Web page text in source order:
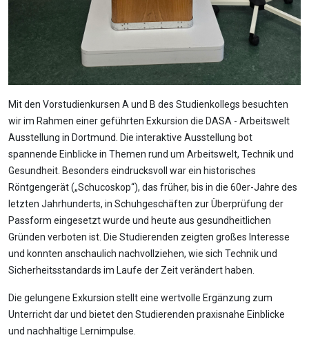
Mit den Vorstudienkursen A und B des Studienkollegs besuchten
wir im Rahmen einer geführten Exkursion die DASA - Arbeitswelt
Ausstellung in Dortmund. Die interaktive Ausstellung bot
spannende Einblicke in Themen rund um Arbeitswelt, Technik und
Gesundheit. Besonders eindrucksvoll war ein historisches
Röntgengerät („Schucoskop“), das früher, bis in die 60er-Jahre des
letzten Jahrhunderts, in Schuhgeschäften zur Überprüfung der
Passform eingesetzt wurde und heute aus gesundheitlichen
Gründen verboten ist. Die Studierenden zeigten großes Interesse
und konnten anschaulich nachvollziehen, wie sich Technik und
Sicherheitsstandards im Laufe der Zeit verändert haben.
Die gelungene Exkursion stellt eine wertvolle Ergänzung zum
Unterricht dar und bietet den Studierenden praxisnahe Einblicke
und nachhaltige Lernimpulse.